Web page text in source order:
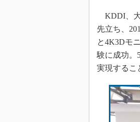
KDDI、大
先立ち、
と4K3Dモ
験に成功。
実現するこ